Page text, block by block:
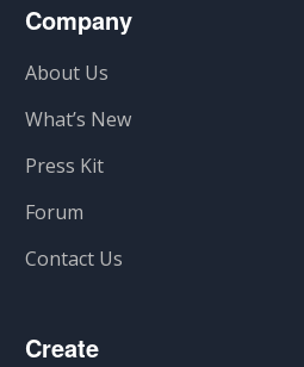
Company
About Us
What’s New
Press Kit
Forum
Contact Us
Create